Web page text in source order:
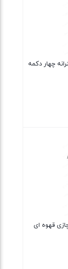
چهار دکمه
قهوه ای